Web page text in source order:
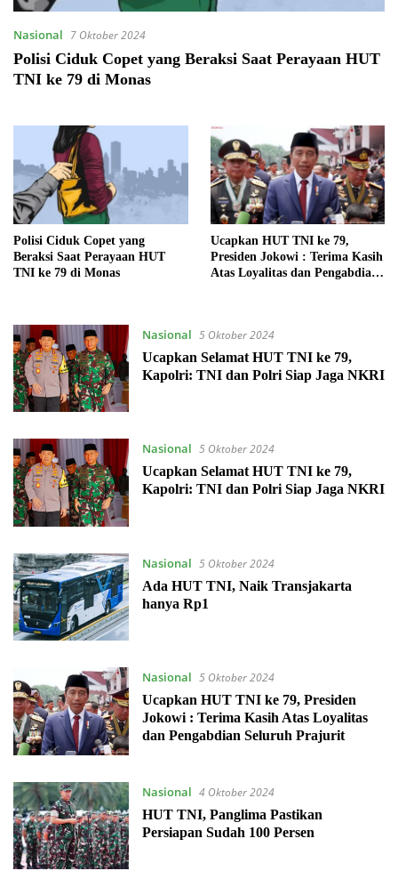
Nasional 7 Oktober 2024
Polisi Ciduk Copet yang Beraksi Saat Perayaan HUT
TNI ke 79 di Monas
Polisi Ciduk Copet yang
Beraksi Saat Perayaan HUT
TNI ke 79 di Monas
Ucapkan HUT TNI ke 79,
Presiden Jokowi : Terima Kasih
Atas Loyalitas dan Pengabdian
Nasional 5 Oktober 2024
Ucapkan Selamat HUT TNI ke 79,
Kapolri: TNI dan Polri Siap Jaga NKRI
Nasional 5 Oktober 2024
Ucapkan Selamat HUT TNI ke 79,
Kapolri: TNI dan Polri Siap Jaga NKRI
Nasional 5 Oktober 2024
Ada HUT TNI, Naik Transjakarta
hanya Rp1
Nasional 5 Oktober 2024
Ucapkan HUT TNI ke 79, Presiden
Jokowi : Terima Kasih Atas Loyalitas
dan Pengabdian Seluruh Prajurit
Nasional 4 Oktober 2024
HUT TNI, Panglima Pastikan
Persiapan Sudah 100 Persen